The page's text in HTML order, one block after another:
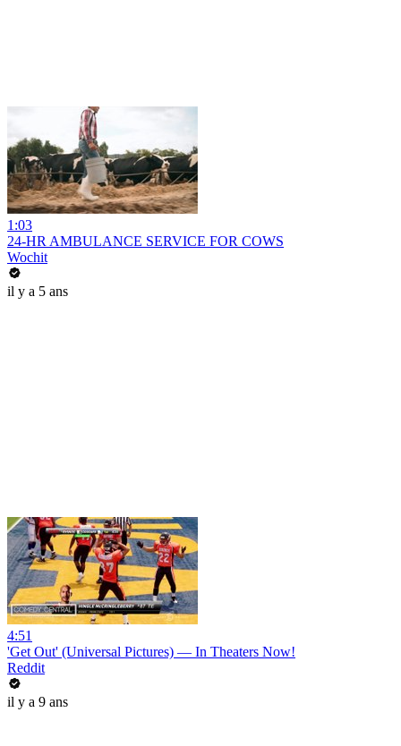
1:03
24-HR AMBULANCE SERVICE FOR COWS
Wochit
il y a 5 ans
4:51
'Get Out' (Universal Pictures) — In Theaters Now!
Reddit
il y a 9 ans